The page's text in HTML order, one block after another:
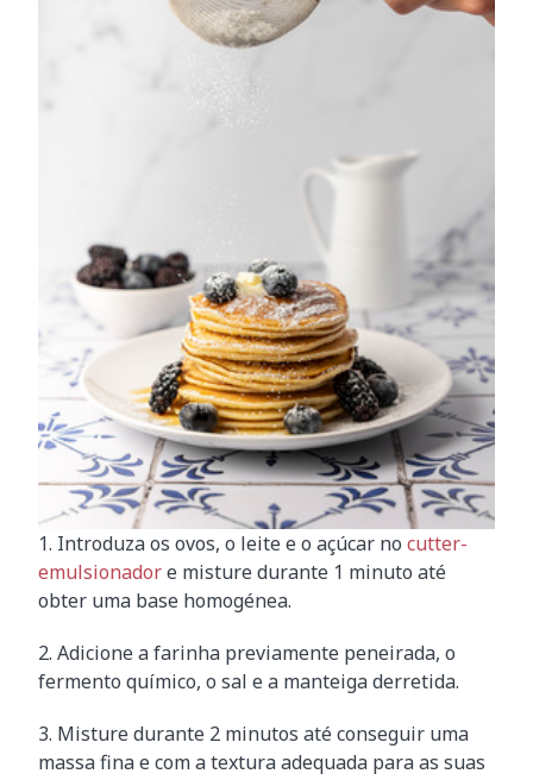
1. Introduza os ovos, o leite e o açúcar no cutter-
emulsionadore misture durante 1 minuto até
obter uma base homogénea.
2. Adicione a farinha previamente peneirada, o
fermento químico, o sal e a manteiga derretida.
3. Misture durante 2 minutos até conseguir uma
massa fina e com a textura adequada para as suas